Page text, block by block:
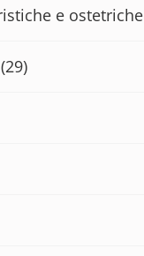
e ostetriche
(29)